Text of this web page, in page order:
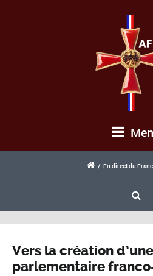
/ En direct du
Vers la création
parlementaire